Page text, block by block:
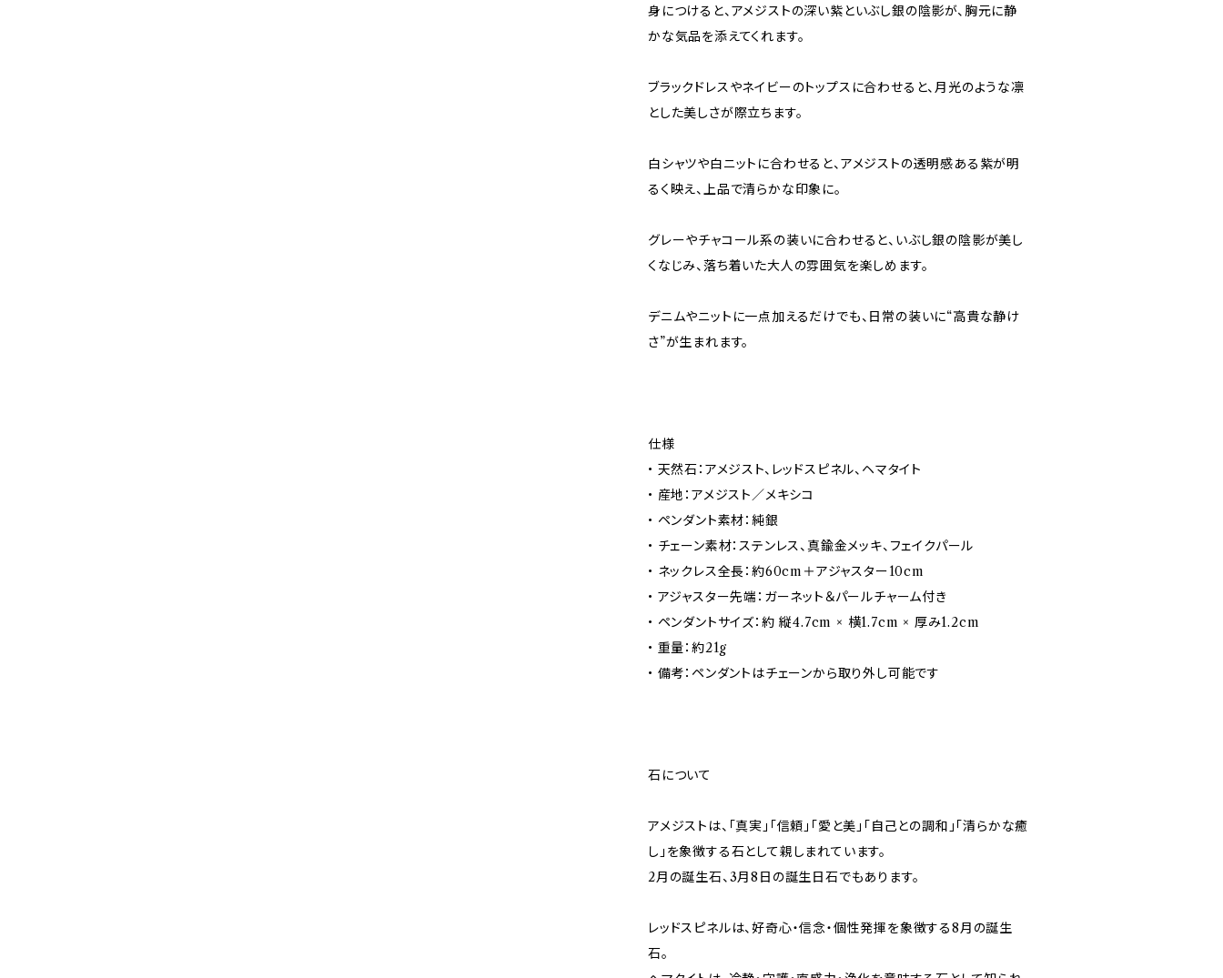
身につけると、アメジストの深い紫といぶし銀の陰影が、胸元に静
かな気品を添えてくれます。
ブラックドレスやネイビーのトップスに合わせると、月光のような凛
とした美しさが際立ちます。
白シャツや白ニットに合わせると、アメジストの透明感ある紫が明
るく映え、上品で清らかな印象に。
グレーやチャコール系の装いに合わせると、いぶし銀の陰影が美し
くなじみ、落ち着いた大人の雰囲気を楽しめます。
デニムやニットに一点加えるだけでも、日常の装いに“高貴な静け
さ”が生まれます。
仕様
• 天然石：アメジスト、レッドスピネル、ヘマタイト
• 産地：アメジスト／メキシコ
• ペンダント素材：純銀
• チェーン素材：ステンレス、真鍮金メッキ、フェイクパール
• ネックレス全長：約60cm＋アジャスター10cm
• アジャスター先端：ガーネット＆パールチャーム付き
• ペンダントサイズ：約 縦4.7cm × 横1.7cm × 厚み1.2cm
• 重量：約21g
• 備考：ペンダントはチェーンから取り外し可能です
石について
アメジストは、「真実」「信頼」「愛と美」「自己との調和」「清らかな癒
し」を象徴する石として親しまれています。
2月の誕生石、3月8日の誕生日石でもあります。
レッドスピネルは、好奇心・信念・個性発揮を象徴する8月の誕生
石。